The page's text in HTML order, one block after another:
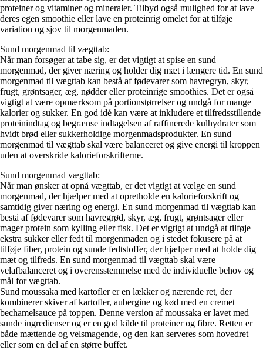
proteiner og vitaminer og mineraler. Tilbyd også mulighed for at lave
deres egen smoothie eller lave en proteinrig omelet for at tilføje
variation og sjov til morgenmaden.
Sund morgenmad til vægttab:
Når man forsøger at tabe sig, er det vigtigt at spise en sund
morgenmad, der giver næring og holder dig mæt i længere tid. En sund
morgenmad til vægttab kan bestå af fødevarer som havregryn, skyr,
frugt, grøntsager, æg, nødder eller proteinrige smoothies. Det er også
vigtigt at være opmærksom på portionstørrelser og undgå for mange
kalorier og sukker. En god idé kan være at inkludere et tilfredsstillende
proteinindtag og begrænse indtagelsen af raffinerede kulhydrater som
hvidt brød eller sukkerholdige morgenmadsprodukter. En sund
morgenmad til vægttab skal være balanceret og give energi til kroppen
uden at overskride kalorieforskrifterne.
Sund morgenmad vægttab:
Når man ønsker at opnå vægttab, er det vigtigt at vælge en sund
morgenmad, der hjælper med at opretholde en kalorieforskrift og
samtidig giver næring og energi. En sund morgenmad til vægttab kan
bestå af fødevarer som havregrød, skyr, æg, frugt, grøntsager eller
mager protein som kylling eller fisk. Det er vigtigt at undgå at tilføje
ekstra sukker eller fedt til morgenmaden og i stedet fokusere på at
tilføje fiber, protein og sunde fedtstoffer, der hjælper med at holde dig
mæt og tilfreds. En sund morgenmad til vægttab skal være
velafbalanceret og i overensstemmelse med de individuelle behov og
mål for vægttab.
Sund moussaka med kartofler er en lækker og nærende ret, der
kombinerer skiver af kartofler, aubergine og kød med en cremet
bechamelsauce på toppen. Denne version af moussaka er lavet med
sunde ingredienser og er en god kilde til proteiner og fibre. Retten er
både mættende og velsmagende, og den kan serveres som hovedret
eller som en del af en større buffet.